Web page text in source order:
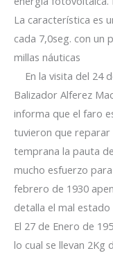
La característica es
cada 7,0seg. con un
millas náuticas
En la visita del 24
Balizador Alferez
informa que el faro
tuvieron que reparar
temprana la pauta
mucho esfuerzo
febrero de 1930
detalla el mal
El 27 de Enero de
lo cual se llevan 2Kg